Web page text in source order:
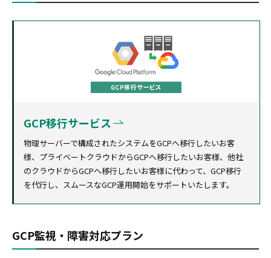
GCP移行サービス
物理サーバーで構成されたシステムをGCPへ移行したいお客
様、プライベートクラウドからGCPへ移行したいお客様、他社
のクラウドからGCPへ移行したいお客様に代わって、GCP移行
を代行し、スムースなGCP運用開始をサポートいたします。
GCP監視・障害対応プラン